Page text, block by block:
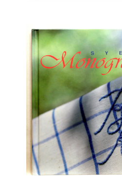
Engelsk
Erhverv
Europa
Fantasy /
Filosofi
Håndarbejde
Håndværk